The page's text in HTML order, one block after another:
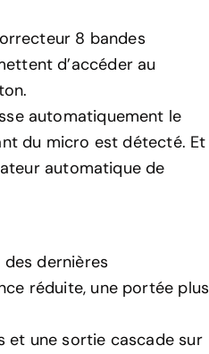
8 bandes
d’accéder au
automatiquement le
du micro est détecté. Et
automatique de
dernières
réduite, une portée plus
et une sortie cascade sur